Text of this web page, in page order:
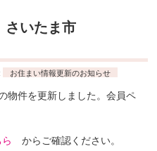
いたま市
お住まい情報更新のお知らせ
物件を更新しました。会員ペ
からご確認ください。